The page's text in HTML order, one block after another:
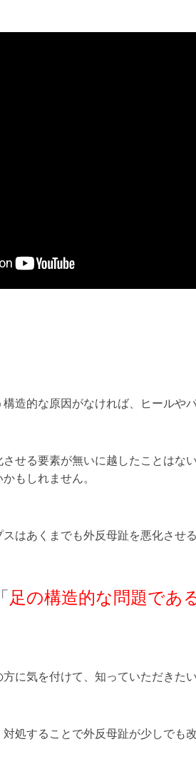
造的な原因がなければ、ヒールや
せる要素が無いに越したことは
もしれません。
はあくまでも外反母趾を悪化させ
「足の構造的な問題であ
に気を付けて、知っていただきたい
処することで外反母趾が少しでも